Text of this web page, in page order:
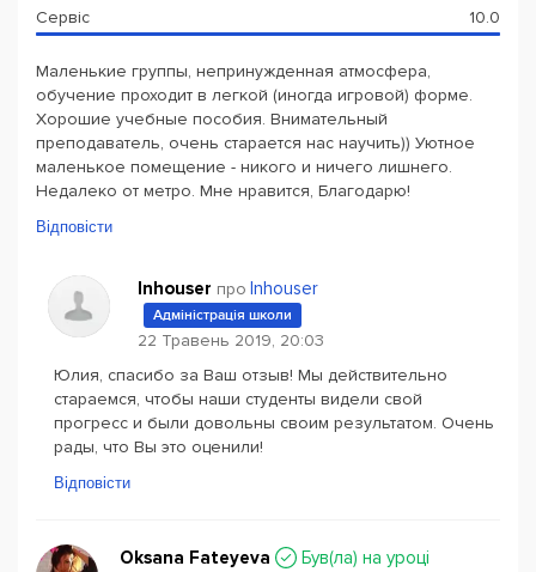
Сервіс 10.0
Маленькие группы, непринужденная атмосфера,
обучение проходит в легкой (иногда игровой) форме.
Хорошие учебные пособия. Внимательный
преподаватель, очень старается нас научить)) Уютное
маленькое помещение - никого и ничего лишнего.
Недалеко от метро. Мне нравится, Благодарю!
Відповісти
Inhouser про Inhouser
Адміністрація школи
22 Травень 2019, 20:03
Юлия, спасибо за Ваш отзыв! Мы действительно
стараемся, чтобы наши студенты видели свой
прогресс и были довольны своим результатом. Очень
рады, что Вы это оценили!
Відповісти
Oksana Fateyeva Був(ла) на уроці